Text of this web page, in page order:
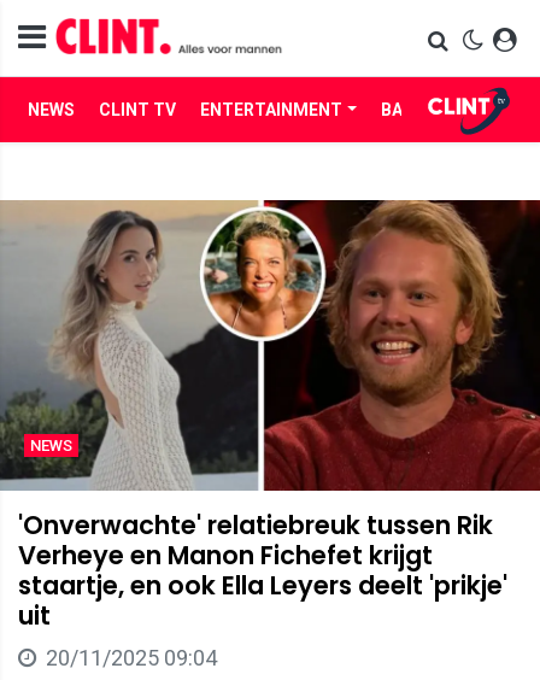
NEWS CLINT TV ENTERTAINMENT BABES LIFE
NEWS
'Onverwachte' relatiebreuk tussen Rik
Verheye en Manon Fichefet krijgt
staartje, en ook Ella Leyers deelt 'prikje'
uit
20/11/2025 09:04